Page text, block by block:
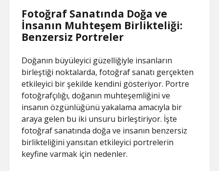
Fotoğraf Sanatında Doğa ve
İnsanın Muhteşem Birlikteliği:
Benzersiz Portreler
Doğanın büyüleyici güzelliğiyle insanların
birleştiği noktalarda, fotoğraf sanatı gerçekten
etkileyici bir şekilde kendini gösteriyor. Portre
fotoğrafçılığı, doğanın muhteşemliğini ve
insanın özgünlüğünü yakalama amacıyla bir
araya gelen bu iki unsuru birleştiriyor. İşte
fotoğraf sanatında doğa ve insanın benzersiz
birlikteliğini yansıtan etkileyici portrelerin
keyfine varmak için nedenler.